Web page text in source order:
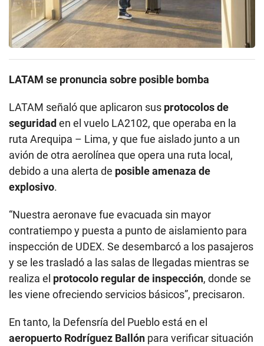
LATAM se pronuncia sobre posible bomba
LATAM señaló que aplicaron sus protocolos de
seguridaden el vuelo LA2102, que operaba en la
ruta Arequipa – Lima, y que fue aislado junto a un
avión de otra aerolínea que opera una ruta local,
debido a una alerta de posible amenaza de
explosivo.
“Nuestra aeronave fue evacuada sin mayor
contratiempo y puesta a punto de aislamiento para
inspección de UDEX. Se desembarcó a los pasajeros
y se les trasladó a las salas de llegadas mientras se
realiza el protocolo regular de inspección, donde se
les viene ofreciendo servicios básicos”, precisaron.
En tanto, la Defensría del Pueblo está en el
aeropuerto Rodríguez Ballón para verificar situación